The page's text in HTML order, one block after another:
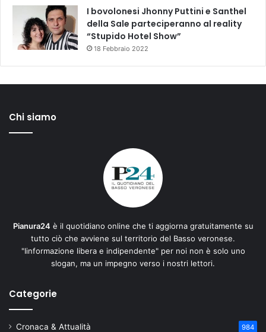
I bovolonesi Jhonny Puttini e Santhel
della Sale parteciperanno al reality
“Stupido Hotel Show”
18 Febbraio 2022
Chi siamo
Pianura24 è il quotidiano online che ti aggiorna gratuitamente su
tutto ciò che avviene sul territorio del Basso veronese.
"Iinformazione libera e indipendente" per noi non è solo uno
slogan, ma un impegno verso i nostri lettori.
Categorie
Cronaca & Attualità 984